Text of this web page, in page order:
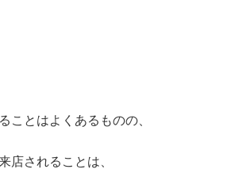
ことはよくあるものの、
店されることは、